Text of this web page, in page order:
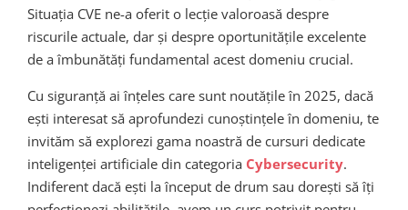
Situația CVE ne-a oferit o lecție valoroasă despre
riscurile actuale, dar și despre oportunitățile excelente
de a îmbunătăți fundamental acest domeniu crucial.
Cu siguranță ai înțeles care sunt noutățile în 2025, dacă
ești interesat să aprofundezi cunoștințele în domeniu, te
invităm să explorezi gama noastră de cursuri dedicate
inteligenței artificiale din categoria Cybersecurity.
Indiferent dacă ești la început de drum sau dorești să îți